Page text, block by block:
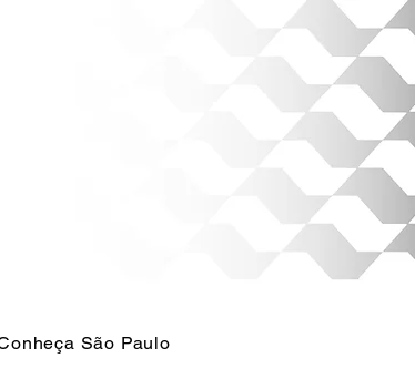
São Paulo